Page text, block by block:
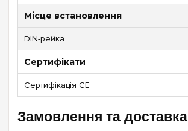
Місце встановлення
DIN-рейка
Сертифікати
Сертифікація CE
Замовлення та доставка